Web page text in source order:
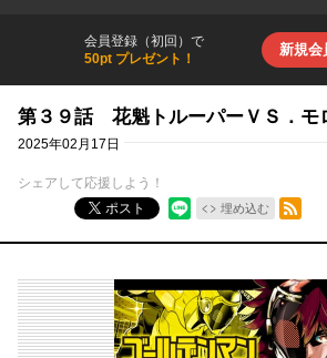
会員登録（初回）で
50pt プレゼント！
新規会
第３９話 花魁トルーパーＶＳ．モ
2025年02月17日
シェアして応援しよう！
ポスト
埋め込む
RSSフィード